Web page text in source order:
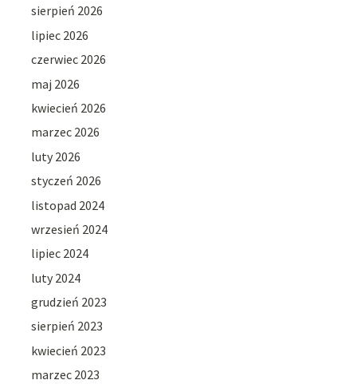
sierpień 2026
lipiec 2026
czerwiec 2026
maj 2026
kwiecień 2026
marzec 2026
luty 2026
styczeń 2026
listopad 2024
wrzesień 2024
lipiec 2024
luty 2024
grudzień 2023
sierpień 2023
kwiecień 2023
marzec 2023